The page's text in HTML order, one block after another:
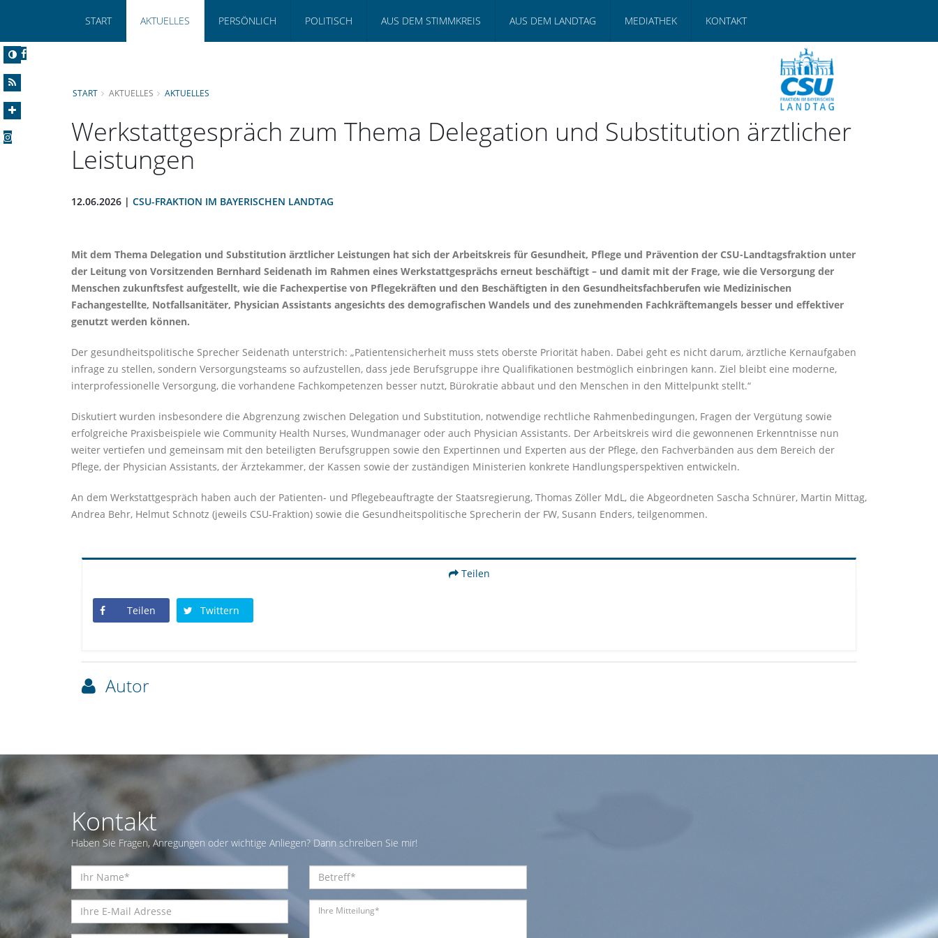
START AKTUELLES PERSÖNLICH POLITISCH AUS DEM STIMMKREIS AUS DEM LANDTAG MEDIATHEK KONTAKT
START AKTUELLES AKTUELLES
Werkstattgespräch zum Thema Delegation und Substitution ärztlicher
Leistungen
12.06.2026 | CSU-FRAKTION IM BAYERISCHEN LANDTAG
Mit dem Thema Delegation und Substitution ärztlicher Leistungen hat sich der Arbeitskreis für Gesundheit, Pflege und Prävention der CSU-Landtagsfraktion unter
der Leitung von Vorsitzenden Bernhard Seidenath im Rahmen eines Werkstattgesprächs erneut beschäftigt – und damit mit der Frage, wie die Versorgung der
Menschen zukunftsfest aufgestellt, wie die Fachexpertise von Pflegekräften und den Beschäftigten in den Gesundheitsfachberufen wie Medizinischen
Fachangestellte, Notfallsanitäter, Physician Assistants angesichts des demografischen Wandels und des zunehmenden Fachkräftemangels besser und effektiver
genutzt werden können.
Der gesundheitspolitische Sprecher Seidenath unterstrich: „Patientensicherheit muss stets oberste Priorität haben. Dabei geht es nicht darum, ärztliche Kernaufgaben
infrage zu stellen, sondern Versorgungsteams so aufzustellen, dass jede Berufsgruppe ihre Qualifikationen bestmöglich einbringen kann. Ziel bleibt eine moderne,
interprofessionelle Versorgung, die vorhandene Fachkompetenzen besser nutzt, Bürokratie abbaut und den Menschen in den Mittelpunkt stellt.“
Diskutiert wurden insbesondere die Abgrenzung zwischen Delegation und Substitution, notwendige rechtliche Rahmenbedingungen, Fragen der Vergütung sowie
erfolgreiche Praxisbeispiele wie Community Health Nurses, Wundmanager oder auch Physician Assistants. Der Arbeitskreis wird die gewonnenen Erkenntnisse nun
weiter vertiefen und gemeinsam mit den beteiligten Berufsgruppen sowie den Expertinnen und Experten aus der Pflege, den Fachverbänden aus dem Bereich der
Pflege, der Physician Assistants, der Ärztekammer, der Kassen sowie der zuständigen Ministerien konkrete Handlungsperspektiven entwickeln.
An dem Werkstattgespräch haben auch der Patienten- und Pflegebeauftragte der Staatsregierung, Thomas Zöller MdL, die Abgeordneten Sascha Schnürer, Martin Mittag,
Andrea Behr, Helmut Schnotz (jeweils CSU-Fraktion) sowie die Gesundheitspolitische Sprecherin der FW, Susann Enders, teilgenommen.
Teilen
Teilen Twittern
Autor
Kontakt
Haben Sie Fragen, Anregungen oder wichtige Anliegen? Dann schreiben Sie mir!